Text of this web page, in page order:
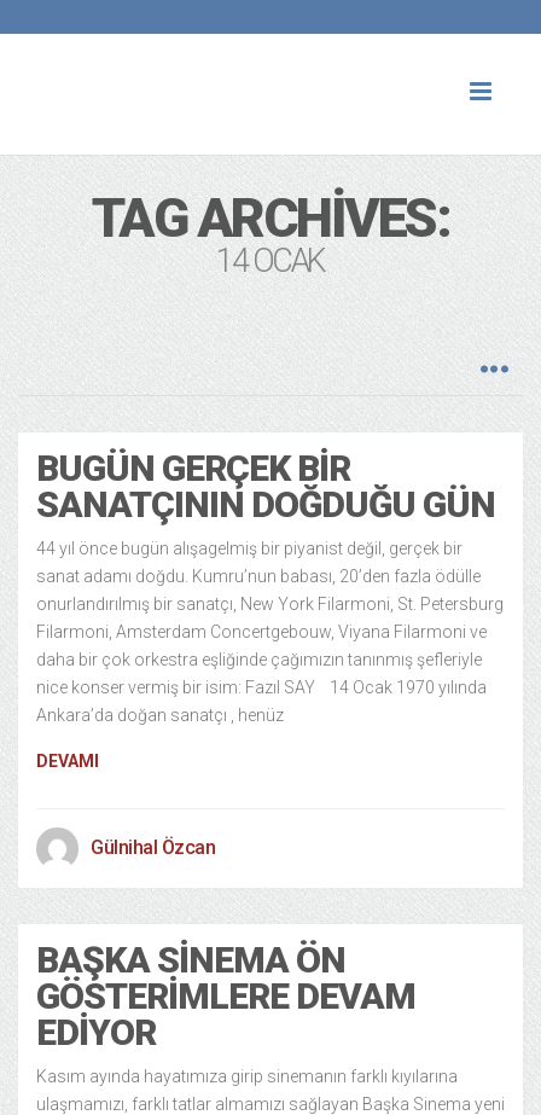
TAG ARCHIVES:
14 OCAK
BUGÜN GERÇEK BIR
SANATÇININ DOĞDUĞU GÜN
44 yıl önce bugün alışagelmiş bir piyanist değil, gerçek bir
sanat adamı doğdu. Kumru’nun babası, 20’den fazla ödülle
onurlandırılmış bir sanatçı, New York Filarmoni, St. Petersburg
Filarmoni, Amsterdam Concertgebouw, Viyana Filarmoni ve
daha bir çok orkestra eşliğinde çağımızın tanınmış şefleriyle
nice konser vermiş bir isim: Fazıl SAY 14 Ocak 1970 yılında
Ankara’da doğan sanatçı , henüz
DEVAMI
Gülnihal Özcan
BAŞKA SINEMA ÖN
GÖSTERIMLERE DEVAM
EDIYOR
Kasım ayında hayatımıza girip sinemanın farklı kıyılarına
ulaşmamızı, farklı tatlar almamızı sağlayan Başka Sinema yeni